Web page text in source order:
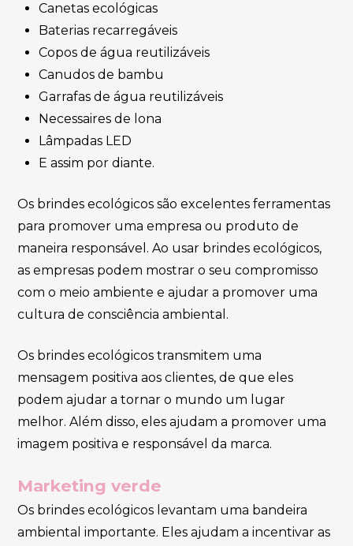
Canetas ecológicas
Baterias recarregáveis
Copos de água reutilizáveis
Canudos de bambu
Garrafas de água reutilizáveis
Necessaires de lona
Lâmpadas LED
E assim por diante.
Os brindes ecológicos são excelentes ferramentas
para promover uma empresa ou produto de
maneira responsável. Ao usar brindes ecológicos,
as empresas podem mostrar o seu compromisso
com o meio ambiente e ajudar a promover uma
cultura de consciência ambiental.
Os brindes ecológicos transmitem uma
mensagem positiva aos clientes, de que eles
podem ajudar a tornar o mundo um lugar
melhor. Além disso, eles ajudam a promover uma
imagem positiva e responsável da marca.
Marketing verde
Os brindes ecológicos levantam uma bandeira
ambiental importante. Eles ajudam a incentivar as